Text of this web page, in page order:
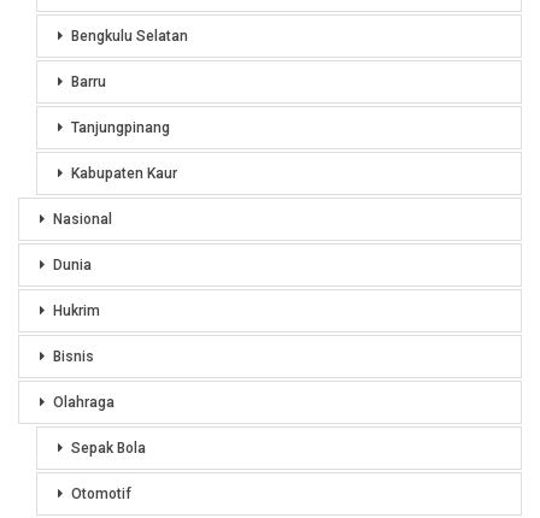
Bengkulu Selatan
Barru
Tanjungpinang
Kabupaten Kaur
Nasional
Dunia
Hukrim
Bisnis
Olahraga
Sepak Bola
Otomotif